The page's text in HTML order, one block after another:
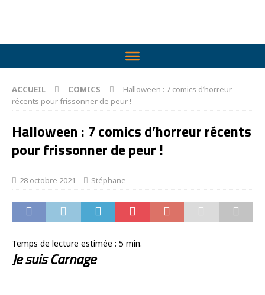
ACCUEIL COMICS
Halloween : 7 comics d’horreur
récents pour frissonner de peur !
Halloween : 7 comics d’horreur récents
pour frissonner de peur !
28 octobre 2021 Stéphane
Temps de lecture estimée : 5 min.
Je suis Carnage